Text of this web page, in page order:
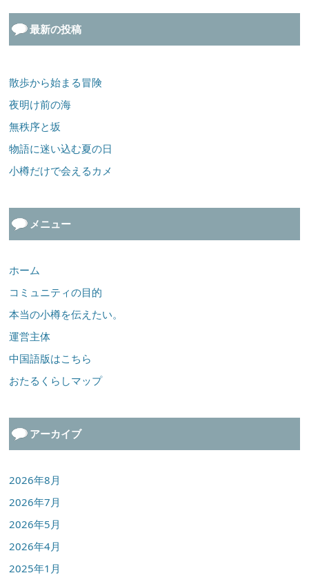
最新の投稿
散歩から始まる冒険
夜明け前の海
無秩序と坂
物語に迷い込む夏の日
小樽だけで会えるカメ
メニュー
ホーム
コミュニティの目的
本当の小樽を伝えたい。
運営主体
中国語版はこちら
おたるくらしマップ
アーカイブ
2026年8月
2026年7月
2026年5月
2026年4月
2025年1月